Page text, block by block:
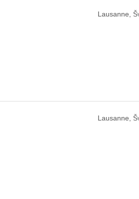
Lausanne,
Lausanne,